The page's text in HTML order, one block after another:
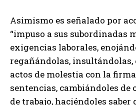
Asimismo es señalado por
“impuso a sus subordinadas
exigencias laborales,
regañándolas, insultándolas,
actos de molestia con la
sentencias, cambiándoles de
de trabajo, haciéndoles saber